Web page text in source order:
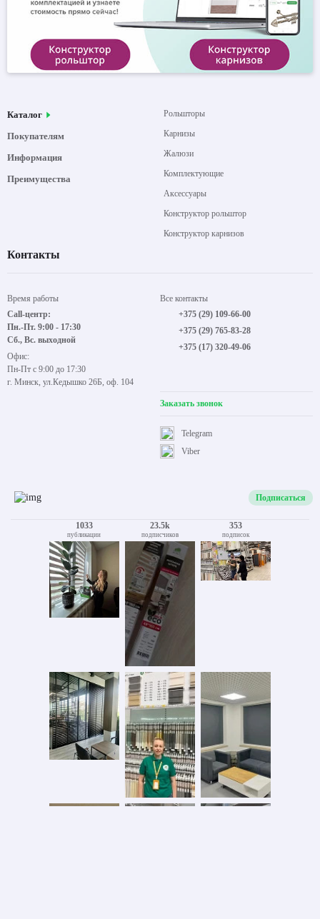
Каталог
Покупателям
Информация
Преимущества
Рольшторы
Карнизы
Жалюзи
Комплектующие
Аксессуары
Конструктор рольштор
Конструктор карнизов
Контакты
Время работы
Call-центр:
Пн.-Пт. 9:00 - 17:30
Сб., Вс. выходной
Офис:
Пн-Пт с 9:00 до 17:30
г. Минск, ул.Кедышко 26Б, оф. 104
Все контакты
+375 (29) 109-66-00
+375 (29) 765-83-28
+375 (17) 320-49-06
Заказать звонок
Viber
Telegram
Подписаться
1033
публикации
23.5k
подписчиков
353
подписок